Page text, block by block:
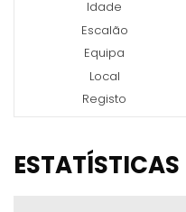
Idade
Escalão
Equipa
Local
Registo
ESTATÍSTICAS